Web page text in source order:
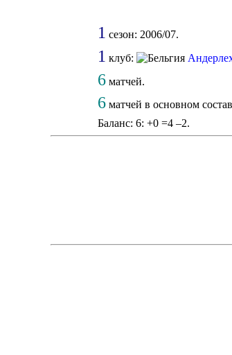
1 сезон: 2006/07.
1 клуб:
6матчей.
6матчей в основном
Баланс: 6: +0 =4 –2.